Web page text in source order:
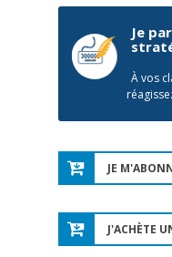
Je
À vos
JE
J'ACHÈTE